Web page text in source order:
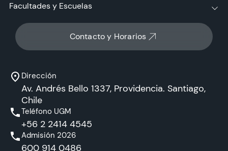
Contacto y Horarios
Dirección
Av. Andrés Bello 1337, Providencia. Santiago,
Chile
Teléfono UGM
+56 2 2414 4545
Admisión 2026
600 914 0486
Facultades y Escuelas